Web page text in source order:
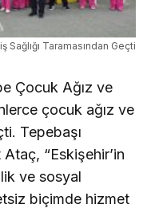
Sağlığı Taramasından Geçti
Çocuk Ağız ve
çocuk ağız ve
Tepebaşı
“Eskişehir’in
ve sosyal
biçimde hizmet